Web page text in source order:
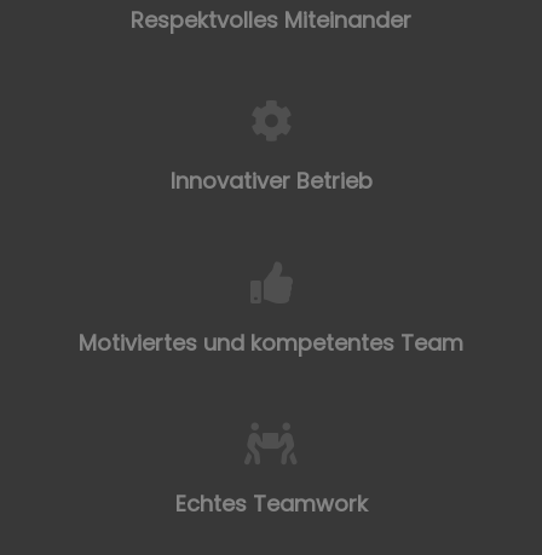
Respektvolles Miteinander
Innovativer Betrieb
Motiviertes und kompetentes Team
Echtes Teamwork